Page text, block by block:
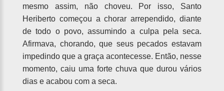
mesmo assim, não choveu. Por isso, Santo
Heriberto começou a chorar arrependido, diante
de todo o povo, assumindo a culpa pela seca.
Afirmava, chorando, que seus pecados estavam
impedindo que a graça acontecesse. Então, nesse
momento, caiu uma forte chuva que durou vários
dias e acabou com a seca.